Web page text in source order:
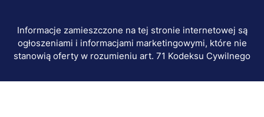
Informacje zamieszczone na tej stronie internetowej są
ogłoszeniami i informacjami marketingowymi, które nie
stanowią oferty w rozumieniu art. 71 Kodeksu Cywilnego